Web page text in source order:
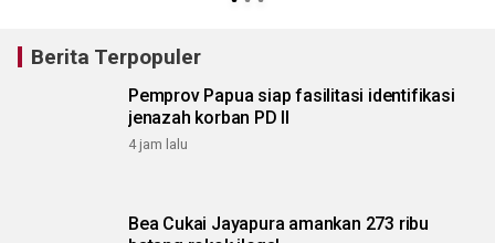
Berita Terpopuler
Pemprov Papua siap fasilitasi identifikasi
jenazah korban PD II
4 jam lalu
Bea Cukai Jayapura amankan 273 ribu